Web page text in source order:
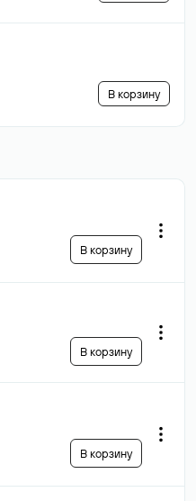
В корзину
В корзину
В корзину
В корзину